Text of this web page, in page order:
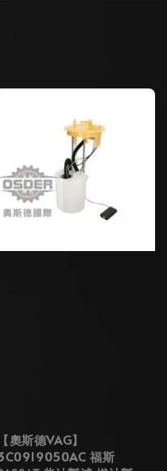
【奧斯德VAG】
福斯